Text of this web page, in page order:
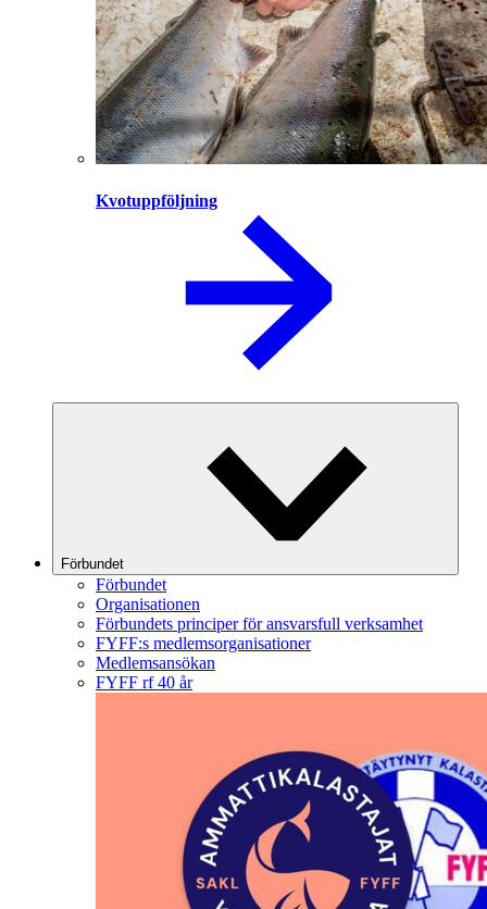
Kvotuppföljning
Förbundet
Förbundet
Organisationen
Förbundets principer för ansvarsfull verksamhet
FYFF:s medlemsorganisationer
Medlemsansökan
FYFF rf 40 år